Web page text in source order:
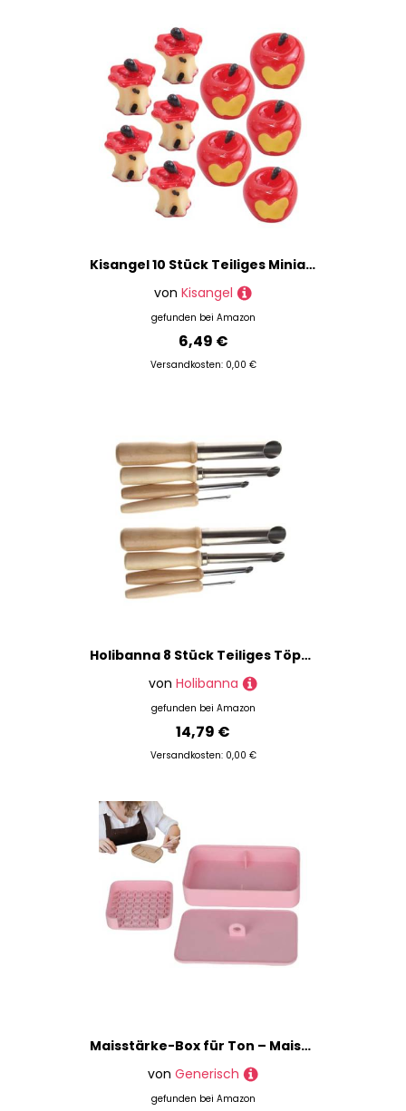
Kisangel 10 Stück Teiliges Miniatur Apfel Modellset aus Resin DIY Bastelzubehör für Kreative Handarbeiten Leichte Mini Fake Apples für Fotorahmen Handyhüllen und Dekorative Kunstprojekte
von Kisangel
gefunden bei Amazon
6,49 €
Versandkosten: 0,00 €
Holibanna 8 Stück Teiliges Töpferwerkzeug Polymer Clay Punchers mit Holzgriff Runde Lochstanzer für Tonarbeiten Handliche Langlebige Modellierwerkzeuge für Töpfern und Skulpturen
von Holibanna
gefunden bei Amazon
14,79 €
Versandkosten: 0,00 €
Maisstärke-Box für Ton – Maisstärke-Pulverhalter für Ton | Tapper-Box zum Modellieren von Modellierungen, Ohrringherstellungszubehör
von Generisch
gefunden bei Amazon